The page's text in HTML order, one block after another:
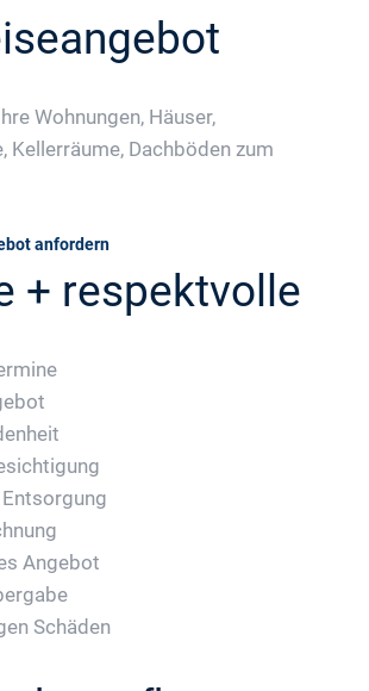
Wohnungen, Häuser,
Kellerräume, Dachböden zum
anfordern
+ respektvolle
Angebot
Schäden